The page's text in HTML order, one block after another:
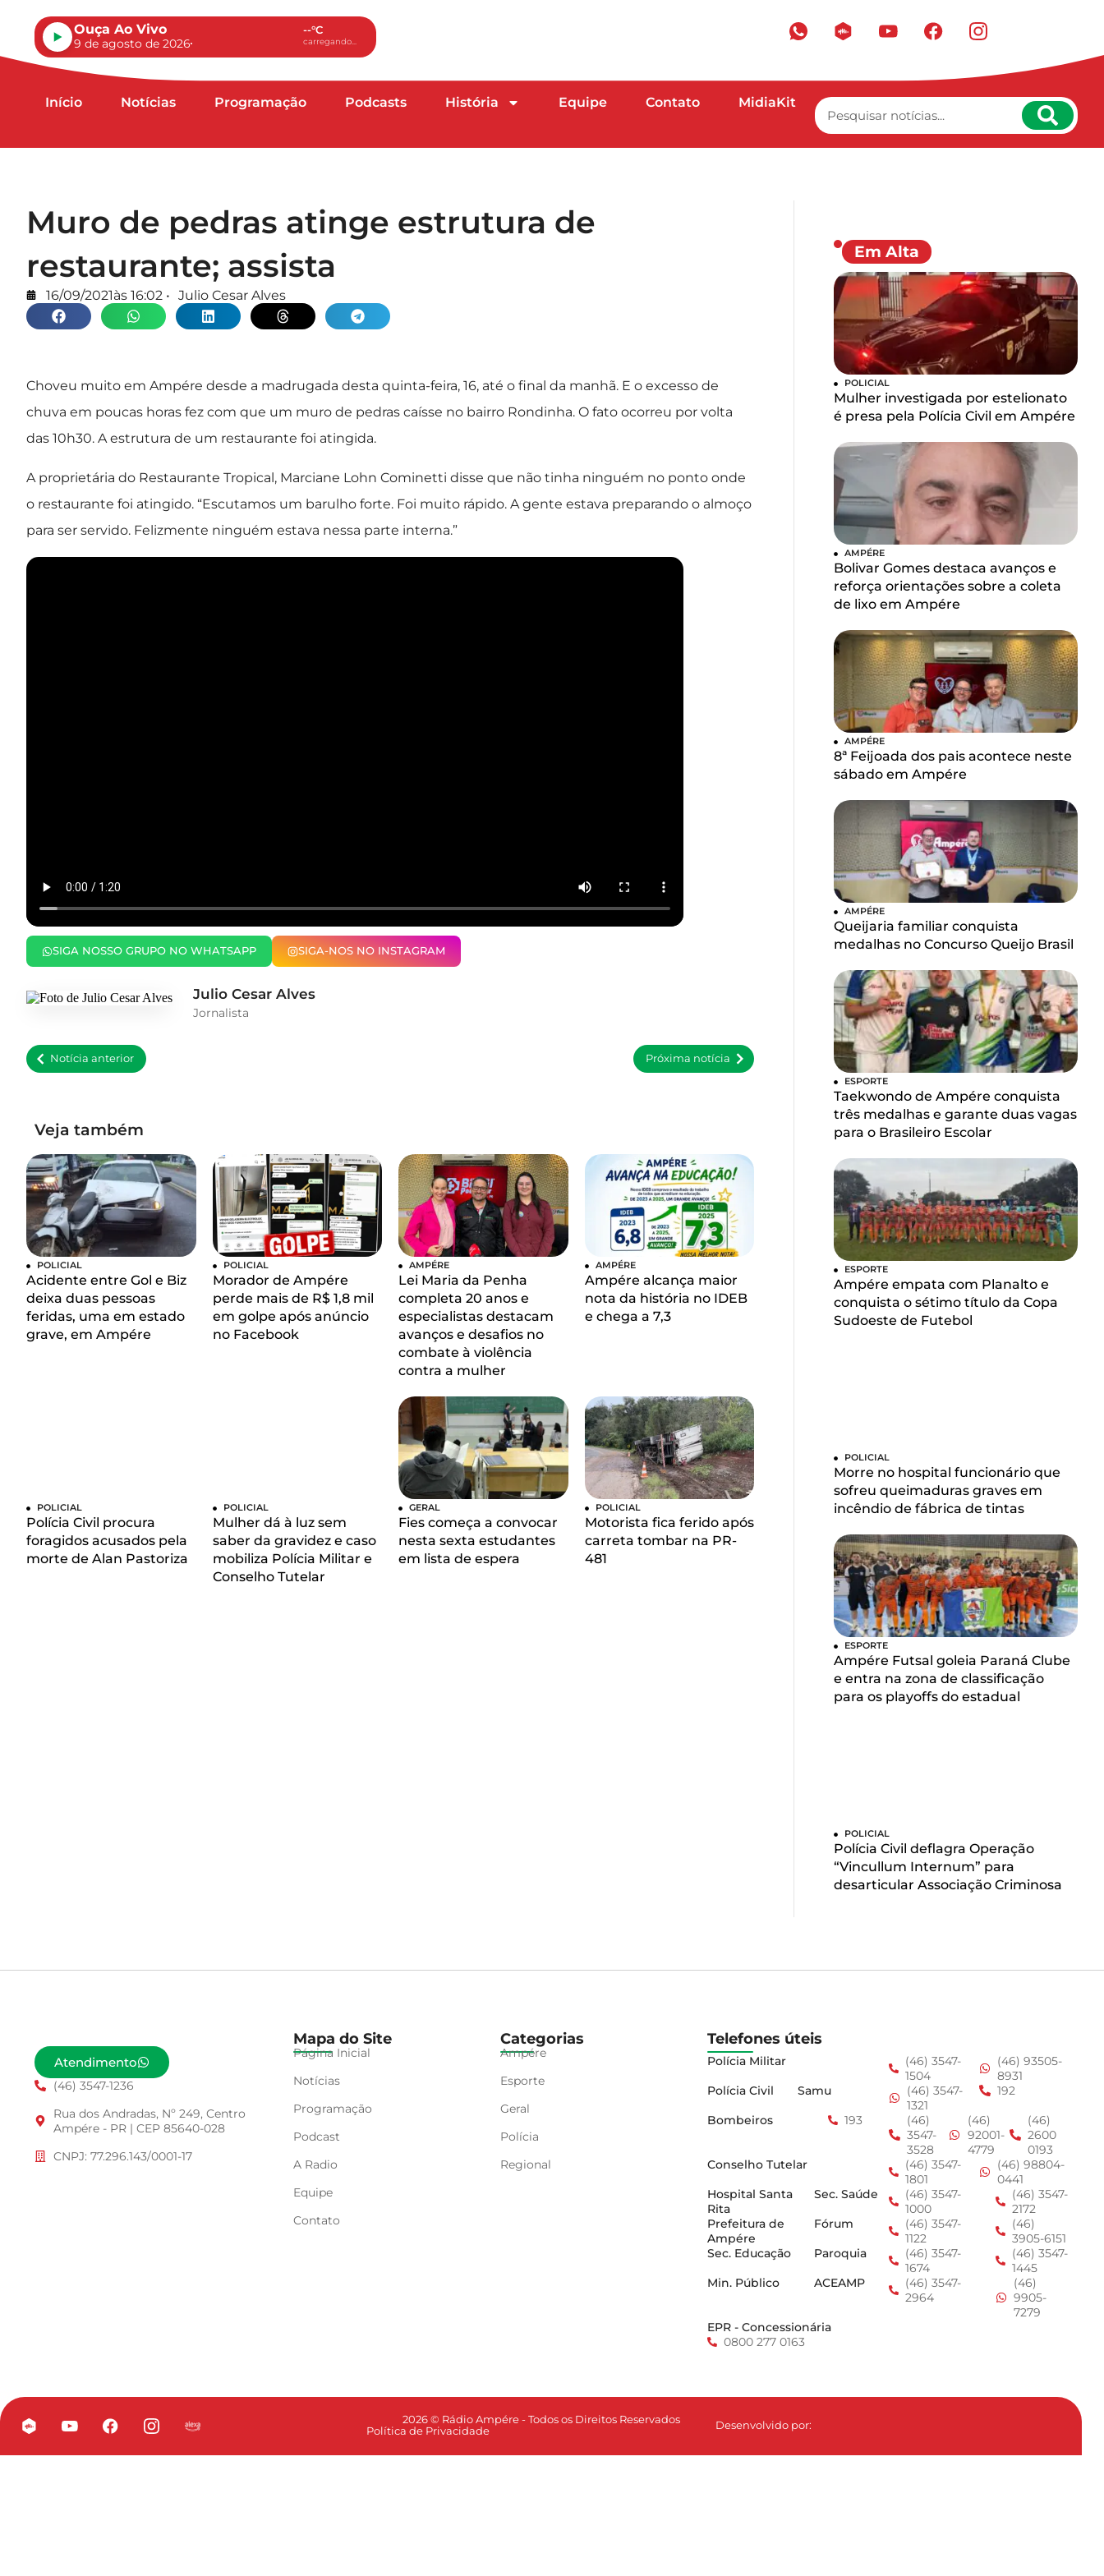
Ouça Ao Vivo
9 de agosto de 2026
--°C
carregando...
Início Notícias Programação Podcasts História Equipe Contato MidiaKit
Muro de pedras atinge estrutura de
restaurante; assista
16/09/2021às 16:02 • Julio Cesar Alves
Choveu muito em Ampére desde a madrugada desta quinta-feira, 16, até o final da manhã. E o excesso de
chuva em poucas horas fez com que um muro de pedras caísse no bairro Rondinha. O fato ocorreu por volta
das 10h30. A estrutura de um restaurante foi atingida.
A proprietária do Restaurante Tropical, Marciane Lohn Cominetti disse que não tinha ninguém no ponto onde
o restaurante foi atingido. “Escutamos um barulho forte. Foi muito rápido. A gente estava preparando o almoço
para ser servido. Felizmente ninguém estava nessa parte interna.”
SIGA NOSSO GRUPO NO WHATSAPP SIGA-NOS NO INSTAGRAM
Julio Cesar Alves
Jornalista
Notícia anterior Próxima notícia
Veja também
POLICIAL
Acidente entre Gol e Biz
deixa duas pessoas
feridas, uma em estado
grave, em Ampére
POLICIAL
Morador de Ampére
perde mais de R$ 1,8 mil
em golpe após anúncio
no Facebook
AMPÉRE
Lei Maria da Penha
completa 20 anos e
especialistas destacam
avanços e desafios no
combate à violência
contra a mulher
AMPÉRE
Ampére alcança maior
nota da história no IDEB
e chega a 7,3
POLICIAL
Polícia Civil procura
foragidos acusados pela
morte de Alan Pastoriza
POLICIAL
Mulher dá à luz sem
saber da gravidez e caso
mobiliza Polícia Militar e
Conselho Tutelar
GERAL
Fies começa a convocar
nesta sexta estudantes
em lista de espera
POLICIAL
Motorista fica ferido após
carreta tombar na PR-
481
Em Alta
POLICIAL
Mulher investigada por estelionato
é presa pela Polícia Civil em Ampére
AMPÉRE
Bolivar Gomes destaca avanços e
reforça orientações sobre a coleta
de lixo em Ampére
AMPÉRE
8ª Feijoada dos pais acontece neste
sábado em Ampére
AMPÉRE
Queijaria familiar conquista
medalhas no Concurso Queijo Brasil
ESPORTE
Taekwondo de Ampére conquista
três medalhas e garante duas vagas
para o Brasileiro Escolar
ESPORTE
Ampére empata com Planalto e
conquista o sétimo título da Copa
Sudoeste de Futebol
POLICIAL
Morre no hospital funcionário que
sofreu queimaduras graves em
incêndio de fábrica de tintas
ESPORTE
Ampére Futsal goleia Paraná Clube
e entra na zona de classificação
para os playoffs do estadual
POLICIAL
Polícia Civil deflagra Operação
“Vincullum Internum” para
desarticular Associação Criminosa
Atendimento
(46) 3547-1236
Rua dos Andradas, Nº 249, Centro
Ampére - PR | CEP 85640-028
CNPJ: 77.296.143/0001-17
Mapa do Site
Página Inicial
Notícias
Programação
Podcast
A Radio
Equipe
Contato
Categorias
Ampére
Esporte
Geral
Polícia
Regional
Telefones úteis
Polícia Militar
(46) 3547-
1504
(46) 93505-
8931
Polícia Civil
Samu
(46) 3547-
1321
192
Bombeiros
193
(46)
3547-
3528
(46)
92001-
4779
(46)
2600
0193
Conselho Tutelar
(46) 3547-
1801
(46) 98804-
0441
Hospital Santa
Rita
Sec. Saúde
(46) 3547-
1000
(46) 3547-
2172
Prefeitura de
Ampére
Fórum
(46) 3547-
1122
(46)
3905-6151
Sec. Educação
Paroquia
(46) 3547-
1674
(46) 3547-
1445
Min. Público
ACEAMP
(46) 3547-
2964
(46)
9905-
7279
EPR - Concessionária
0800 277 0163
2026 © Rádio Ampére - Todos os Direitos Reservados
Política de Privacidade
Desenvolvido por: